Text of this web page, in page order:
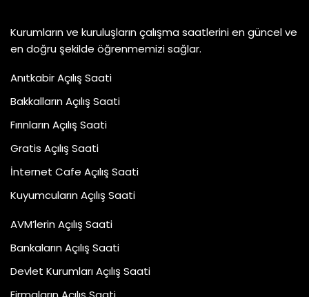
Kurumların ve kuruluşların çalışma saatlerini en güncel ve
en doğru şekilde öğrenmemizi sağlar.
Anıtkabir Açılış Saati
Bakkalların Açılış Saati
Fırınların Açılış Saati
Gratis Açılış Saati
İnternet Cafe Açılış Saati
Kuyumcuların Açılış Saati
AVM’lerin Açılış Saati
Bankaların Açılış Saati
Devlet Kurumları Açılış Saati